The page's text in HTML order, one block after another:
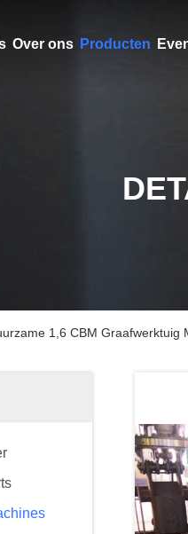
Over ons Producten
1,6 CBM Graafwerktuig